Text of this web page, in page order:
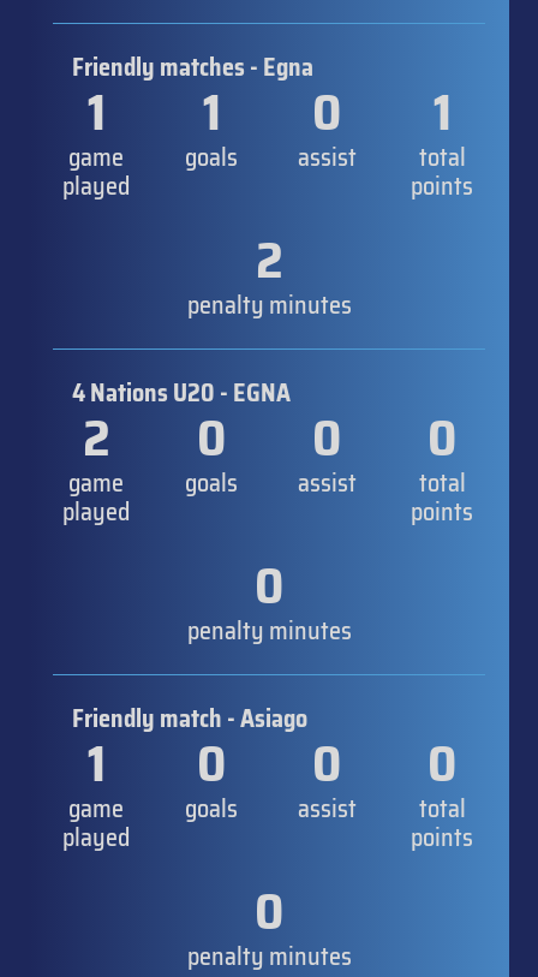
Friendly matches - Egna
1
game
played
1
goals
0
assist
1
total
points
2
penalty minutes
4 Nations U20 - EGNA
2
game
played
0
goals
0
assist
0
total
points
0
penalty minutes
Friendly match - Asiago
1
game
played
0
goals
0
assist
0
total
points
0
penalty minutes